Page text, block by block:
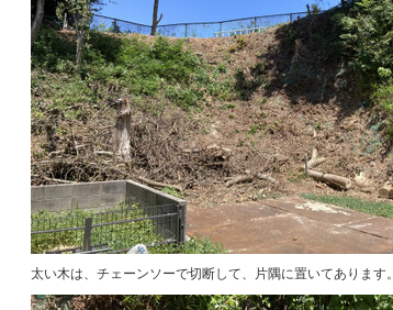
太い木は、チェーンソーで切断して、片隅に置いてあります。